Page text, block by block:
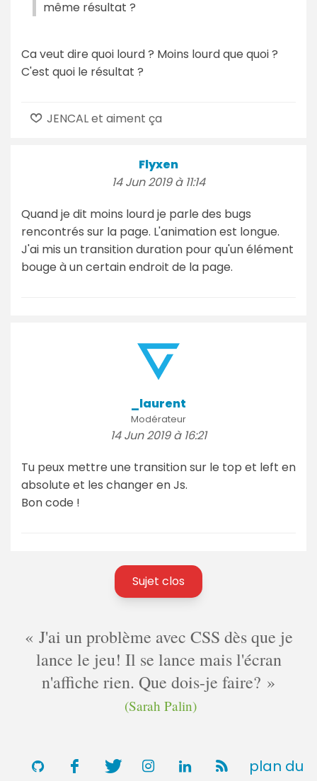
même résultat ?
Ca veut dire quoi lourd ? Moins lourd que quoi ?
C'est quoi le résultat ?
JENCAL et aiment ça
Flyxen
14 Jun 2019 à 11:14
Quand je dit moins lourd je parle des bugs
rencontrés sur la page. L'animation est longue.
J'ai mis un transition duration pour qu'un élément
bouge à un certain endroit de la page.
_laurent
Modérateur
14 Jun 2019 à 16:21
Tu peux mettre une transition sur le top et left en
absolute et les changer en Js.
Bon code !
Sujet clos
J'ai un problème avec CSS dès que je
lance le jeu! Il se lance mais l'écran
n'affiche rien. Que dois-je faire?
(Sarah Palin)
plan du